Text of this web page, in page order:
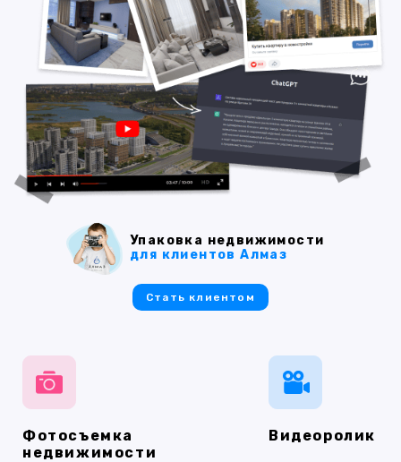
Фотосъемка
недвижимости
Видеоролик
Упаковка недвижимости
для клиентов Алмаз
Стать клиентом